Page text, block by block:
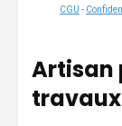
CGU -
Artisan